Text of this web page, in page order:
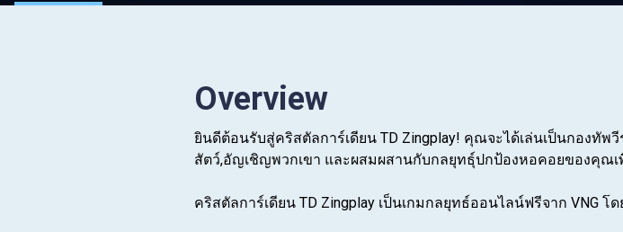
Overview
ยินดีต้อนรับสู่คริสตัลการ์เดียน TD Zingplay! คุณจะได้เล่นเป็นกองทั
สัตว์,อัญเชิญพวกเขา และผสมผสานกับกลยุทธุ์ปกป้องหอคอยของคุณ
คริสตัลการ์เดียน TD Zingplay เป็นเกมกลยุทธ์ออนไลน์ฟรีจาก VNG